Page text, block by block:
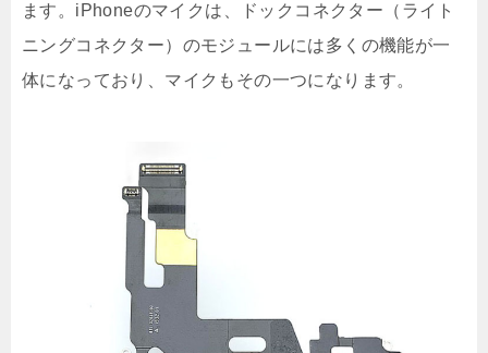
ます。iPhoneのマイクは、ドックコネクター（ライト
ニングコネクター）のモジュールには多くの機能が一
体になっており、マイクもその一つになります。